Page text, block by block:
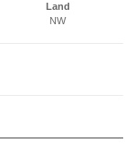
Land
NW